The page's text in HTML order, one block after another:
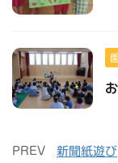
PREV 新聞紙遊び